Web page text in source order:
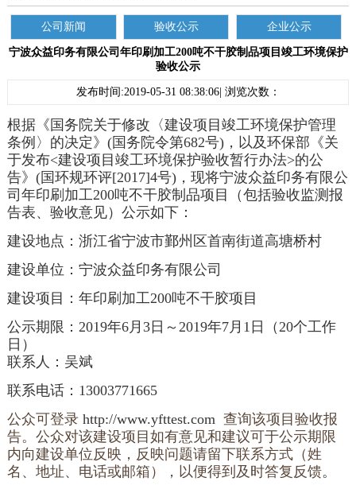
公司新闻 验收公示 企业公示
宁波众益印务有限公司年印刷加工200吨不干胶制品项目竣工环境保护
验收公示
发布时间:2019-05-31 08:38:06| 浏览次数：
根据《国务院关于修改〈建设项目竣工环境保护管理
条例〉的决定》(国务院令第682号)，以及环保部《关
于发布<建设项目竣工环境保护验收暂行办法>的公
告》(国环规环评[2017]4号)，现将宁波众益印务有限公
司年印刷加工200吨不干胶制品项目
（包括验收监测报
告表、验收意见）公示如下：
建设地点：浙江省宁波市鄞州区首南街道高塘桥村
建设单位： 宁波众益印务有限公司
建设项目： 年印刷加工200吨不干胶项目
公示期限：2019年6月3日～2019年7月1日（20个工作
日）
联系人：吴斌
联系电话：13003771665
公众可登录 http://www.yfttest.com 查询该项目验收报
告。公众对该建设项目如有意见和建议可于公示期限
内向建设单位反映，反映问题请留下联系方式（姓
名、地址、电话或邮箱），以便得到及时答复反馈。